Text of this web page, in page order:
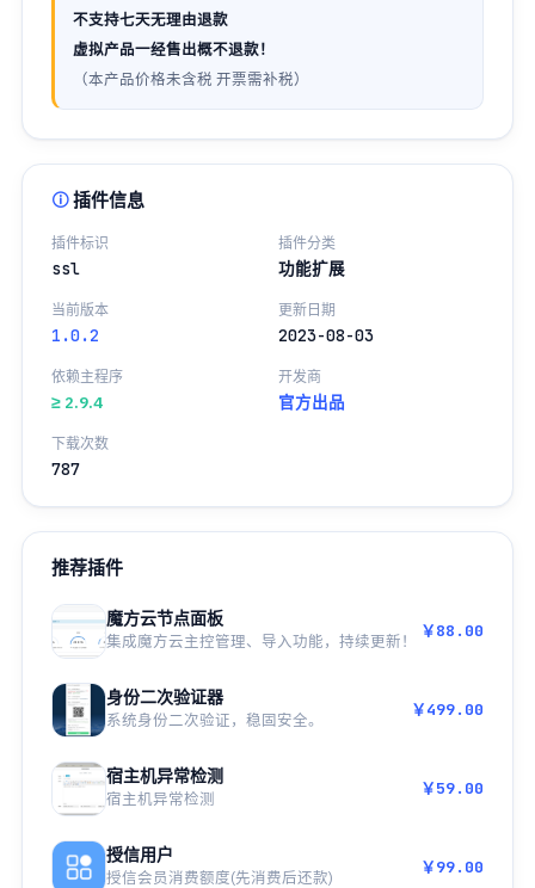
不支持七天无理由退款
虚拟产品一经售出概不退款！
（本产品价格未含税 开票需补税）
插件信息
插件标识
ssl
插件分类
功能扩展
当前版本
1.0.2
更新日期
2023-08-03
依赖主程序
≥ 2.9.4
开发商
官方出品
下载次数
787
推荐插件
魔方云节点面板
集成魔方云主控管理、导入功能，持续更新！ ￥88.00
身份二次验证器
系统身份二次验证，稳固安全。 ￥499.00
宿主机异常检测
宿主机异常检测 ￥59.00
授信用户
授信会员消费额度(先消费后还款) ￥99.00